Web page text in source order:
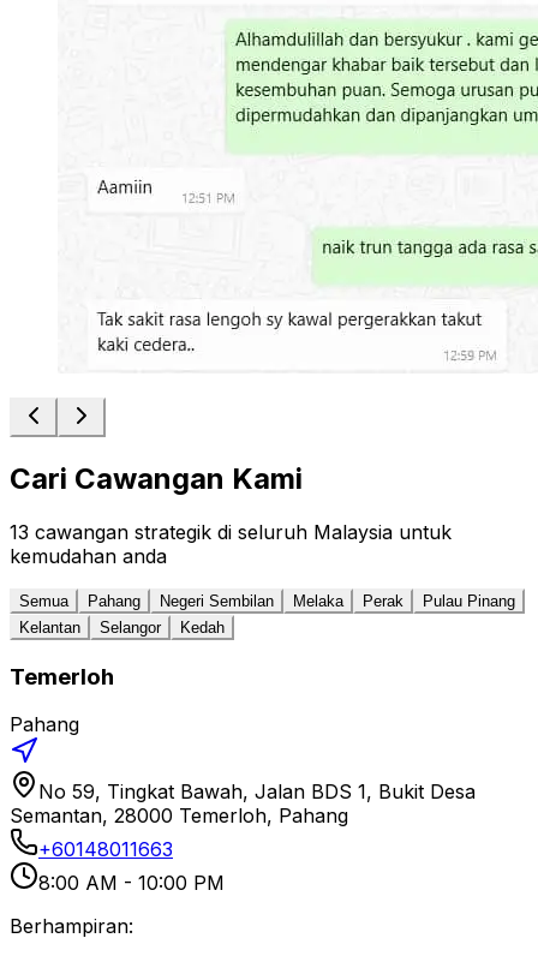
Cari Cawangan Kami
13 cawangan strategik di seluruh Malaysia untuk
kemudahan anda
Semua Pahang Negeri Sembilan Melaka Perak
Pulau Pinang
Kelantan
Selangor Kedah
Temerloh
Pahang
No 59, Tingkat Bawah, Jalan BDS 1, Bukit Desa
Semantan, 28000 Temerloh, Pahang
+60148011663
8:00 AM - 10:00 PM
Berhampiran: